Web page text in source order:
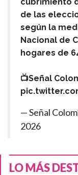
de las
según la
Nacional de
hogares de
📺Señal
— Señal
2026
LO MÁS